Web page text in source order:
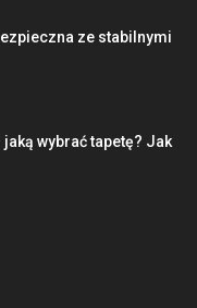
ze stabilnymi
wybrać tapetę? Jak